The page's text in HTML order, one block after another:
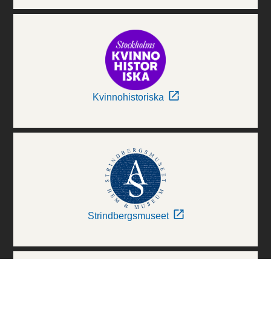
Kvinnohistoriska
Strindbergsmuseet